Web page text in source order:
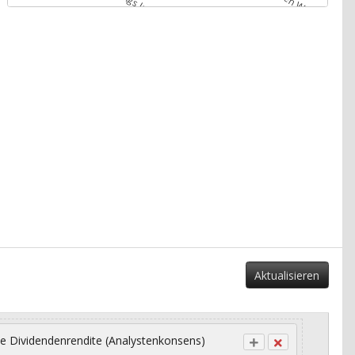
Aktualisieren
Dividendenrendite (Analystenkonsens)